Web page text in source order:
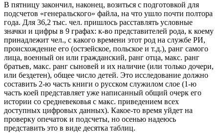
В пятницу закончил, наконец, возиться с подготовкой для
подсчетов «генеральского» файла, на что ушло почти полтора
года. Для 36,2 тыс. чел. пришлось расставлять условные
значки и цифры в 9 графах: к-во представителей рода, к коему
принадлежит чел., с какого времени этот род на службе РИ,
происхождение его (остзейское, польское и т.д.), ранг самого
лица, военный он или гражданский, ранг отца, макс. ранг
братьев, макс. ранг сыновей и их наличие (или только дочери,
или бездетен), общее число детей. Это исследование должно
составить 2-ю часть книги о русском служилом слое (1-ю
часть коей представляет уже написанный общий очерк его
истории со средневековья с макс. приведением всех
доступных цифровых данных). Какое-то время уйдет на
проверку опечаток и подсчеты, но осенью надеюсь
представить это в виде десятка таблиц.